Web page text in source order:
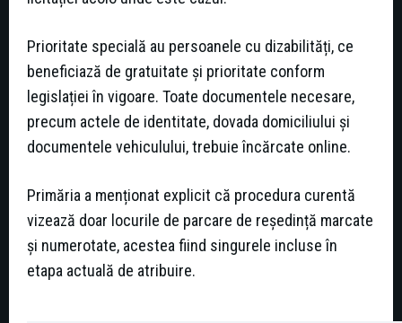
Prioritate specială au persoanele cu dizabilități, ce
beneficiază de gratuitate și prioritate conform
legislației în vigoare. Toate documentele necesare,
precum actele de identitate, dovada domiciliului și
documentele vehiculului, trebuie încărcate online.
Primăria a menționat explicit că procedura curentă
vizează doar locurile de parcare de reședință marcate
și numerotate, acestea fiind singurele incluse în
etapa actuală de atribuire.